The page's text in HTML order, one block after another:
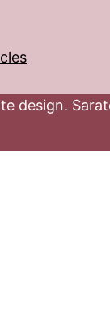
design.